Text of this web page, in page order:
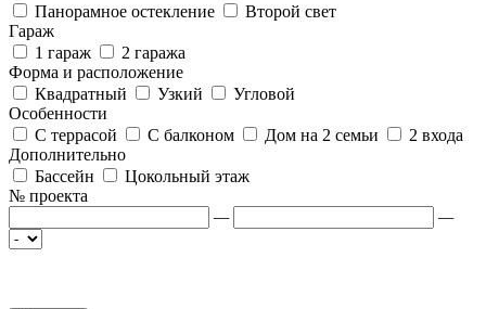
Панорамное остекление
Второй свет
Гараж
1 гараж
2 гаража
Форма и расположение
Квадратный
Узкий
Угловой
Особенности
С террасой
С балконом Дом на 2 семьи
2 входа
Дополнительно
Бассейн
Цокольный этаж
№ проекта
—
—